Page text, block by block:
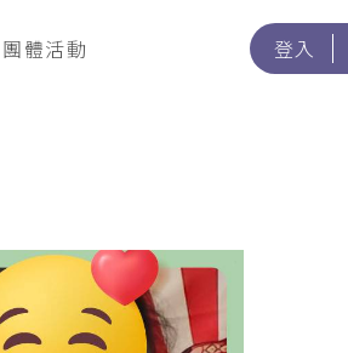
團體活動 登入